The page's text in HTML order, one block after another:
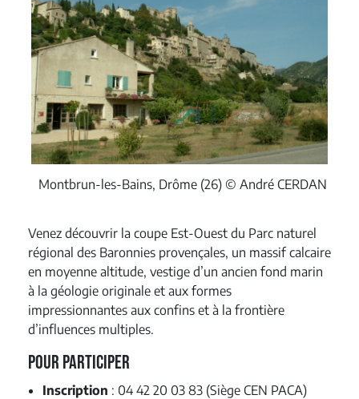
Montbrun-les-Bains, Drôme (26) © André CERDAN
Venez découvrir la coupe Est-Ouest du Parc naturel
régional des Baronnies provençales, un massif calcaire
en moyenne altitude, vestige d’un ancien fond marin
à la géologie originale et aux formes
impressionnantes aux confins et à la frontière
d’influences multiples.
Pour Participer
Inscription : 04 42 20 03 83 (Siège CEN PACA)